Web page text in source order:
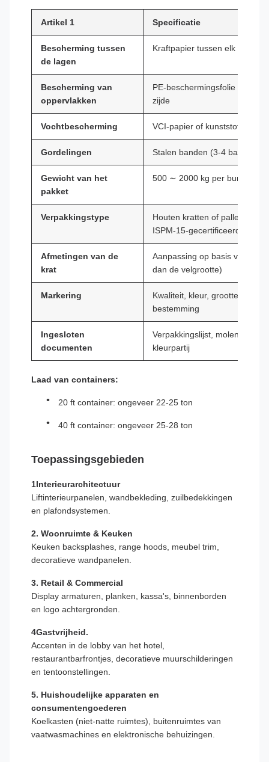
Artikel 1 Specificatie
Bescherming tussen
de lagen
Kraftpapier tussen elk vel
Bescherming van
oppervlakken
PE-beschermingsfolie (wit,
zijde
Vochtbescherming VCI-papier of
Gordelingen Stalen banden (3-4 banden
Gewicht van het
pakket
500 ∼ 2000 kg per bundel
Verpakkingstype
Houten kratten of pallets
ISPM-15-gecertificeerd)
Afmetingen van de
krat
Aanpassing op basis van de
dan de velgrootte)
Markering
Kwaliteit, kleur, grootte,
bestemming
Ingesloten
documenten
Verpakkingslijst,
kleurpartij
Laad van containers:
20 ft container: ongeveer 22-25 ton
40 ft container: ongeveer 25-28 ton
Toepassingsgebieden
1Interieurarchitectuur
Liftinterieurpanelen, wandbekleding, zuilbedekkingen
en plafondsystemen.
2. Woonruimte & Keuken
Keuken backsplashes, range hoods, meubel trim,
decoratieve wandpanelen.
3. Retail & Commercial
Display armaturen, planken, kassa's, binnenborden
en logo achtergronden.
4Gastvrijheid.
Accenten in de lobby van het hotel,
restaurantbarfrontjes, decoratieve muurschilderingen
en tentoonstellingen.
5. Huishoudelijke apparaten en
consumentengoederen
Koelkasten (niet-natte ruimtes), buitenruimtes van
vaatwasmachines en elektronische behuizingen.